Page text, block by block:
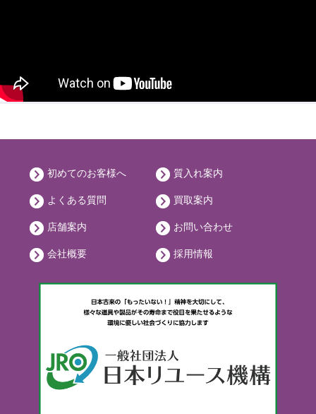
初めてのお客様へ 質入れ案内
よくある質問 買取案内
店舗案内 お問い合わせ
会社概要 採用情報